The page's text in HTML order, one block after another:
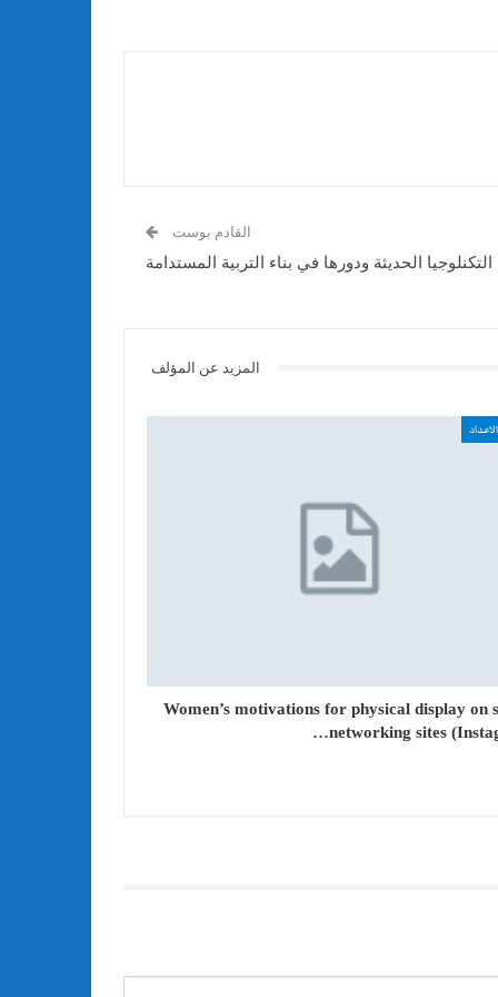
القادم بوست
التكنلوجيا الحديثة ودورها في بناء التربية المستدامة
المزيد عن المؤلف
Women’s motivations for physical display on
networking sites